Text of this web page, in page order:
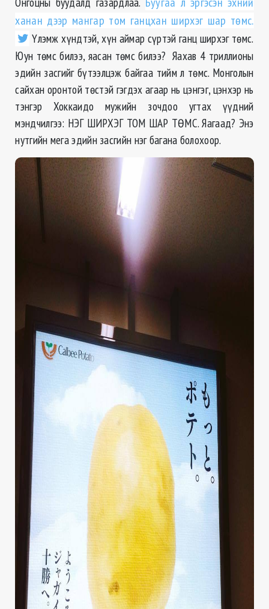
ханан дээр мангар том ганцхан ширхэг шар төмс.
Үлэмж хүндтэй, хүн аймар сүртэй ганц ширхэг төмс.
Юун төмс билээ, яасан төмс билээ? Яахав 4 триллионы
эдийн засгийг бүтээлцэж байгаа тийм л төмс. Монголын
сайхан оронтой төстэй гэгдэх агаар нь цэнгэг, цэнхэр нь
тэнгэр Хоккаидо мужийн зочдоо угтах үүдний
мэндчилгээ: НЭГ ШИРХЭГ ТОМ ШАР ТӨМС. Яагаад? Энэ
нутгийн мега эдийн засгийн нэг багана болохоор.